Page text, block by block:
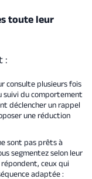
toute leur
:
consulte plusieurs fois
suivi du comportement
déclencher un rappel
une réduction
sont pas prêts à
segmentez selon leur
ceux qui
adaptée :